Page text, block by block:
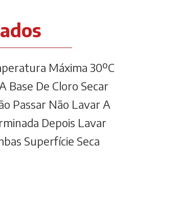
Máxima 30ºC
Base De Cloro Secar
Passar Não Lavar A
Depois Lavar
Superfície Seca